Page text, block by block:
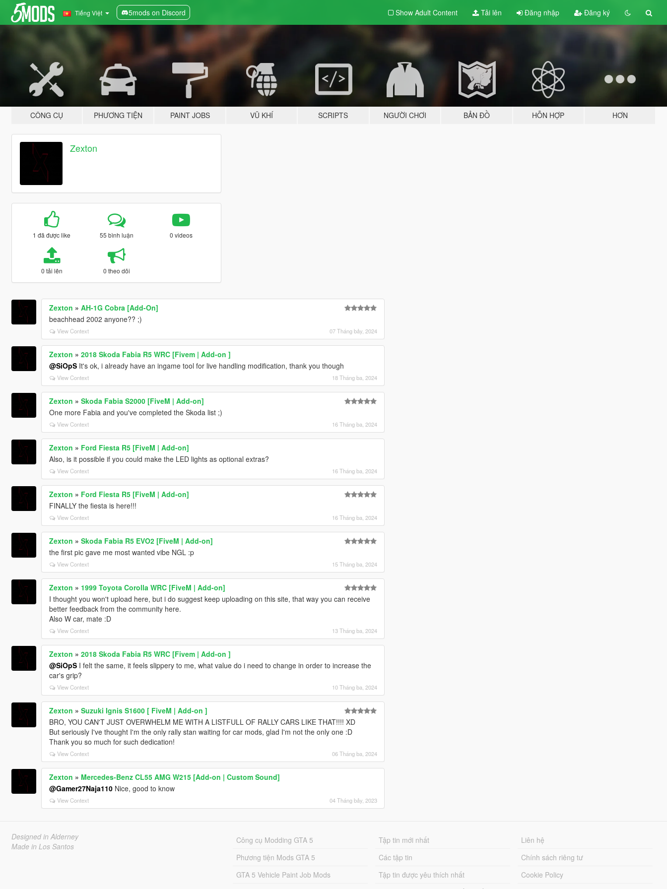
Tiếng Việt 5mods on Discord Show Adult Content Tải lên Đăng nhập Đăng ký
CÔNG CỤ PHƯƠNG TIỆN PAINT JOBS VŨ KHÍ SCRIPTS NGƯỜI CHƠI BẢN ĐỒ HỖN HỢP HƠN
Zexton
1 đã được like 55 bình luận 0 videos
0 tải lên 0 theo dõi
Zexton » AH-1G Cobra [Add-On]
beachhead 2002 anyone?? ;)
View Context 07 Tháng bảy, 2024
Zexton » 2018 Skoda Fabia R5 WRC [Fivem | Add-on ]
@SiOpSIt's ok, i already have an ingame tool for live handling modification, thank you though
View Context 18 Tháng ba, 2024
Zexton » Skoda Fabia S2000 [FiveM | Add-on]
One more Fabia and you've completed the Skoda list ;)
View Context 16 Tháng ba, 2024
Zexton » Ford Fiesta R5 [FiveM | Add-on]
Also, is it possible if you could make the LED lights as optional extras?
View Context 16 Tháng ba, 2024
Zexton » Ford Fiesta R5 [FiveM | Add-on]
FINALLY the fiesta is here!!!
View Context 16 Tháng ba, 2024
Zexton » Skoda Fabia R5 EVO2 [FiveM | Add-on]
the first pic gave me most wanted vibe NGL :p
View Context 15 Tháng ba, 2024
Zexton » 1999 Toyota Corolla WRC [FiveM | Add-on]
I thought you won't upload here, but i do suggest keep uploading on this site, that way you can receive
better feedback from the community here.
Also W car, mate :D
View Context 13 Tháng ba, 2024
Zexton » 2018 Skoda Fabia R5 WRC [Fivem | Add-on ]
@SiOpSI felt the same, it feels slippery to me, what value do i need to change in order to increase the
car's grip?
View Context 10 Tháng ba, 2024
Zexton » Suzuki Ignis S1600 [ FiveM | Add-on ]
BRO, YOU CAN'T JUST OVERWHELM ME WITH A LISTFULL OF RALLY CARS LIKE THAT!!!! XD
But seriously I've thought I'm the only rally stan waiting for car mods, glad I'm not the only one :D
Thank you so much for such dedication!
View Context 06 Tháng ba, 2024
Zexton » Mercedes-Benz CL55 AMG W215 [Add-on | Custom Sound]
@Gamer27Naja110Nice, good to know
View Context 04 Tháng bảy, 2023
Designed in Alderney
Made in Los Santos
Công cụ Modding GTA 5
Phương tiện Mods GTA 5
GTA 5 Vehicle Paint Job Mods
Tập tin mới nhất
Các tập tin
Tập tin được yêu thích nhất
Liên hệ
Chính sách riêng tư
Cookie Policy